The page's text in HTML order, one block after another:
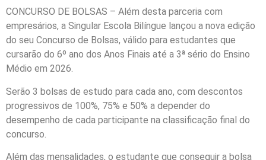
CONCURSO DE BOLSAS – Além desta parceria com
empresários, a Singular Escola Bilíngue lançou a nova edição
do seu Concurso de Bolsas, válido para estudantes que
cursarão do 6º ano dos Anos Finais até a 3ª sério do Ensino
Médio em 2026.
Serão 3 bolsas de estudo para cada ano, com descontos
progressivos de 100%, 75% e 50% a depender do
desempenho de cada participante na classificação final do
concurso.
Além das mensalidades, o estudante que conseguir a bolsa